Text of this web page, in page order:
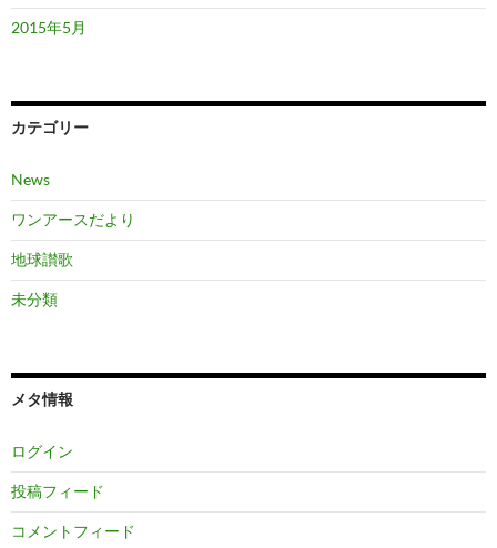
2015年5月
カテゴリー
News
ワンアースだより
地球讃歌
未分類
メタ情報
ログイン
投稿フィード
コメントフィード